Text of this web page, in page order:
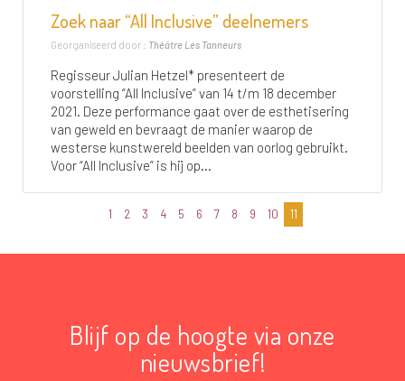
Zoek naar “All Inclusive” deelnemers
Georganiseerd door : Théâtre Les Tanneurs
Regisseur Julian Hetzel* presenteert de
voorstelling “All Inclusive” van 14 t/m 18 december
2021. Deze performance gaat over de esthetisering
van geweld en bevraagt de manier waarop de
westerse kunstwereld beelden van oorlog gebruikt.
Voor “All Inclusive” is hij op...
1 2 3 4 5 6 7 8 9 10 11
Blijf op de hoogte via onze
nieuwsbrief!